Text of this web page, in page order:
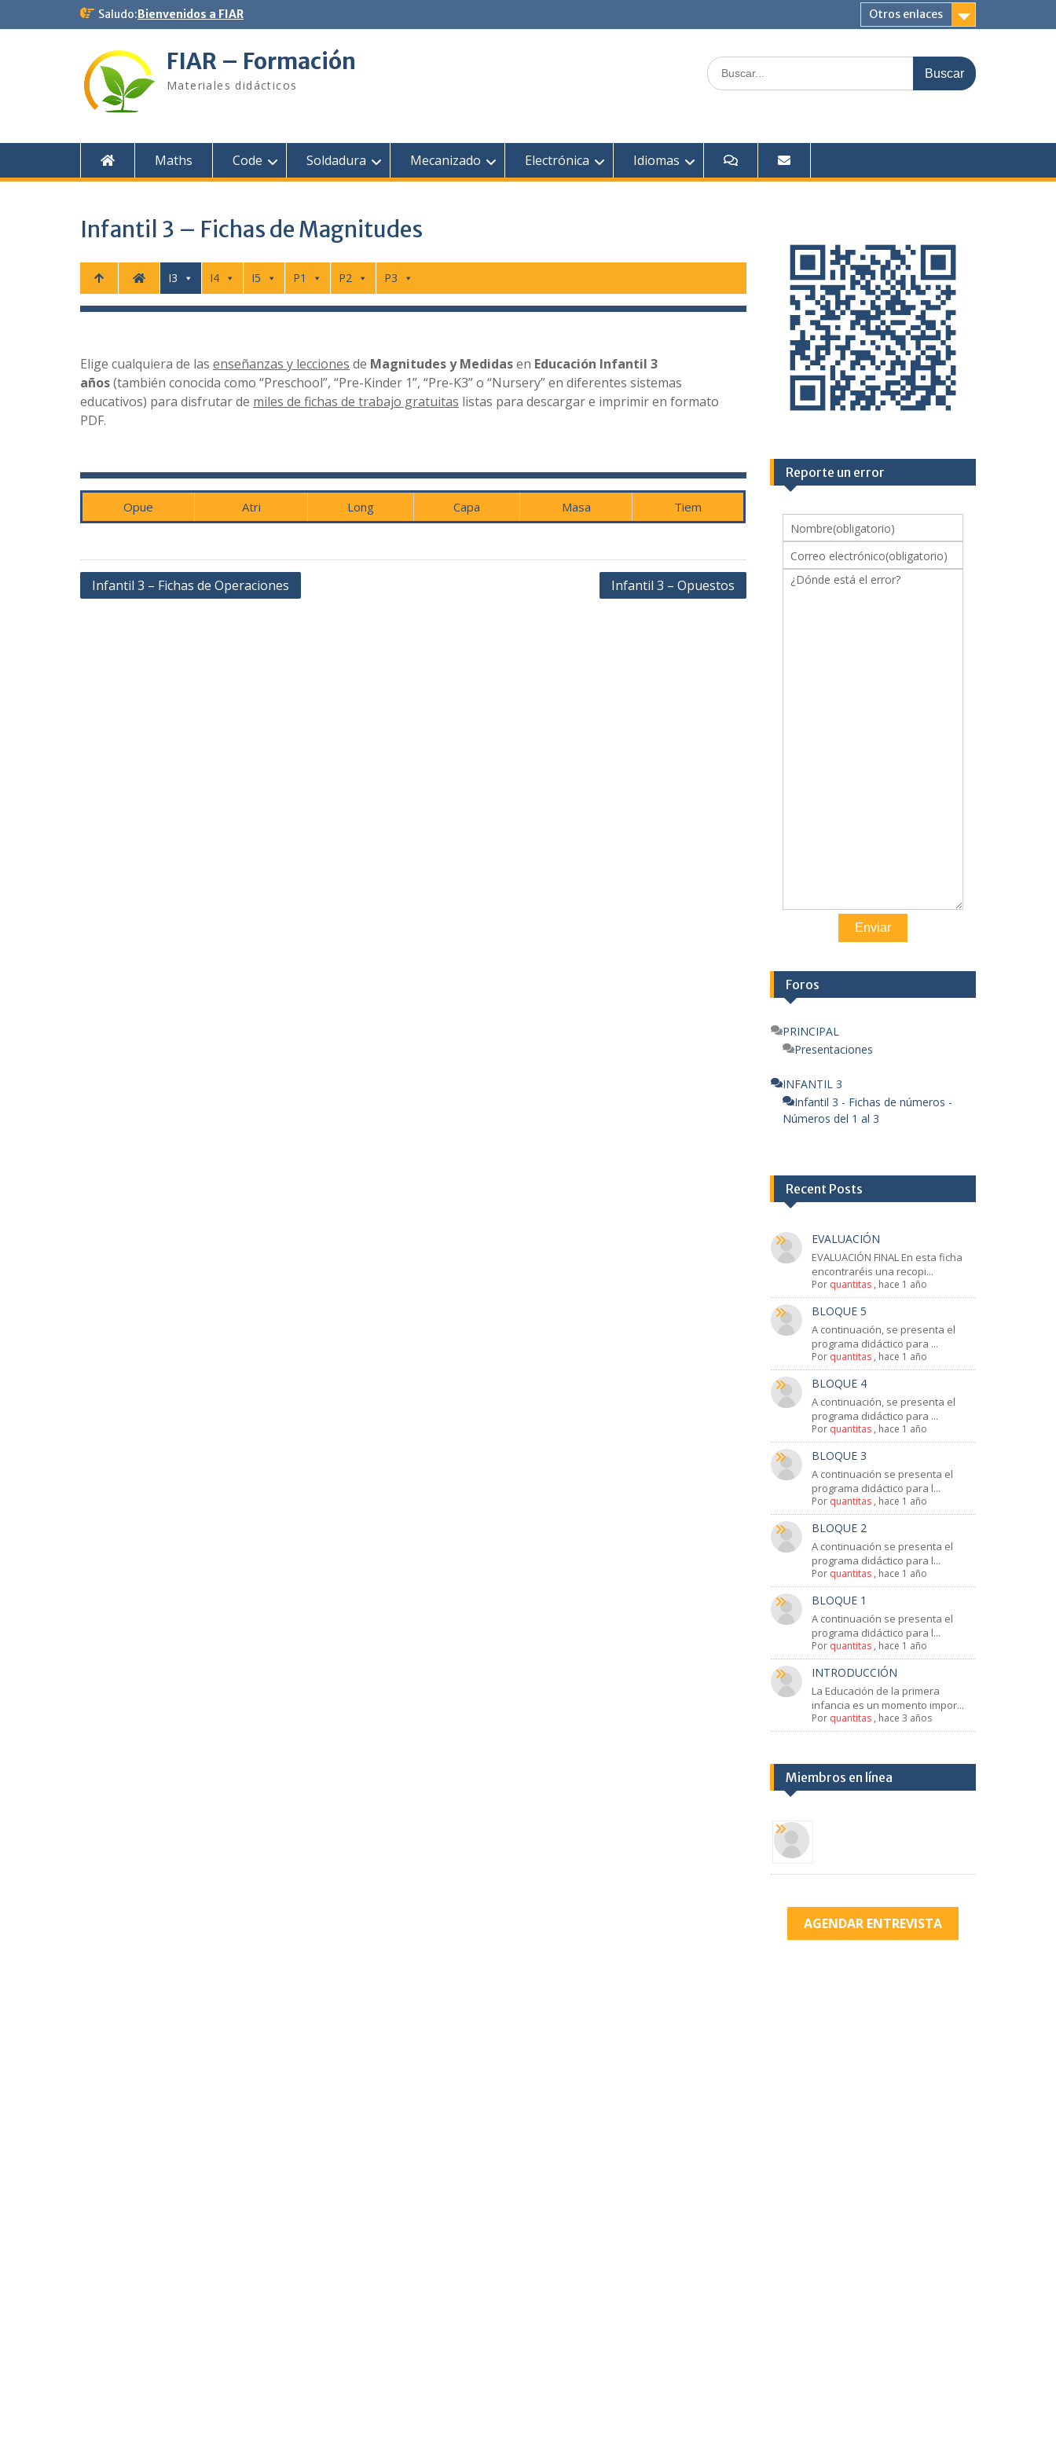
Saludo:Bienvenidos a FIAR Otros enlaces
FIAR – Formación
Materiales didácticos
Buscar:
Maths Code Soldadura Mecanizado Electrónica Idiomas
Infantil 3 – Fichas de Magnitudes
I3 I4 I5 P1 P2 P3
Elige cualquiera de las enseñanzas y lecciones de Magnitudes y Medidasen Educación Infantil 3
años(también conocida como “Preschool”, “Pre-Kinder 1”, “Pre-K3” o “Nursery” en diferentes sistemas
educativos) para disfrutar de miles de fichas de trabajo gratuitas listas para descargar e imprimir en formato
PDF.
Opue Atri Long Capa Masa Tiem
Navegación
Infantil 3 – Fichas de Operaciones Infantil 3 – Opuestos
Reporte un error
Nombre(obligatorio)
Correo electrónico(obligatorio)
¿Dónde está el error?
Enviar
Foros
PRINCIPAL
Presentaciones
INFANTIL 3
Infantil 3 - Fichas de números -
Números del 1 al 3
Recent Posts
EVALUACIÓN
EVALUACIÓN FINAL En esta ficha
encontraréis una recopi...
Por quantitas, hace 1 año
BLOQUE 5
A continuación, se presenta el
programa didáctico para ...
Por quantitas, hace 1 año
BLOQUE 4
A continuación, se presenta el
programa didáctico para ...
Por quantitas, hace 1 año
BLOQUE 3
A continuación se presenta el
programa didáctico para l...
Por quantitas, hace 1 año
BLOQUE 2
A continuación se presenta el
programa didáctico para l...
Por quantitas, hace 1 año
BLOQUE 1
A continuación se presenta el
programa didáctico para l...
Por quantitas, hace 1 año
INTRODUCCIÓN
La Educación de la primera
infancia es un momento impor...
Por quantitas, hace 3 años
Miembros en línea
AGENDAR ENTREVISTA